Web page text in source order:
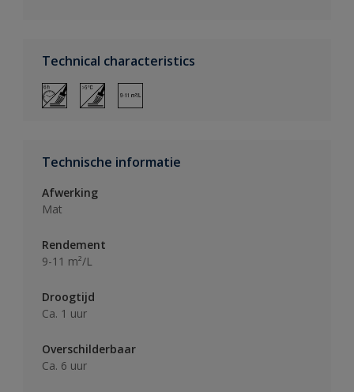
Technical characteristics
Technische informatie
Afwerking
Mat
Rendement
9-11 m²/L
Droogtijd
Ca. 1 uur
Overschilderbaar
Ca. 6 uur